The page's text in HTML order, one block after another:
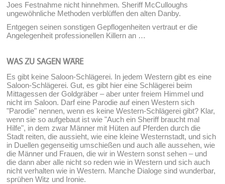
Joes Festnahme nicht hinnehmen. Sheriff McCulloughs
ungewöhnliche Methoden verblüffen den alten Danby.
Entgegen seinen sonstigen Gepflogenheiten vertraut er die
Angelegenheit professionellen Killern an …
WAS ZU SAGEN WÄRE
Es gibt keine Saloon-Schlägerei. In jedem Western gibt es eine
Saloon-Schlägerei. Gut, es gibt hier eine Schlägerei beim
Mittagessen der Goldgräber – aber unter freiem Himmel und
nicht im Saloon. Darf eine Parodie auf einen Western sich
"Parodie" nennen, wenn es keine Western-Schlägerei gibt? Klar,
wenn sie so aufgebaut ist wie "Auch ein Sheriff braucht mal
Hilfe", in dem zwar Männer mit Hüten auf Pferden durch die
Stadt reiten, die aussieht, wie eine kleine Westernstadt, und sich
in Duellen gegenseitig umschießen und auch alle aussehen, wie
die Männer und Frauen, die wir in Western sonst sehen – und
die dann aber alle nicht so reden wie in Western und sich auch
nicht verhalten wie in Western. Manche Dialoge sind wunderbar,
sprühen Witz und Ironie.